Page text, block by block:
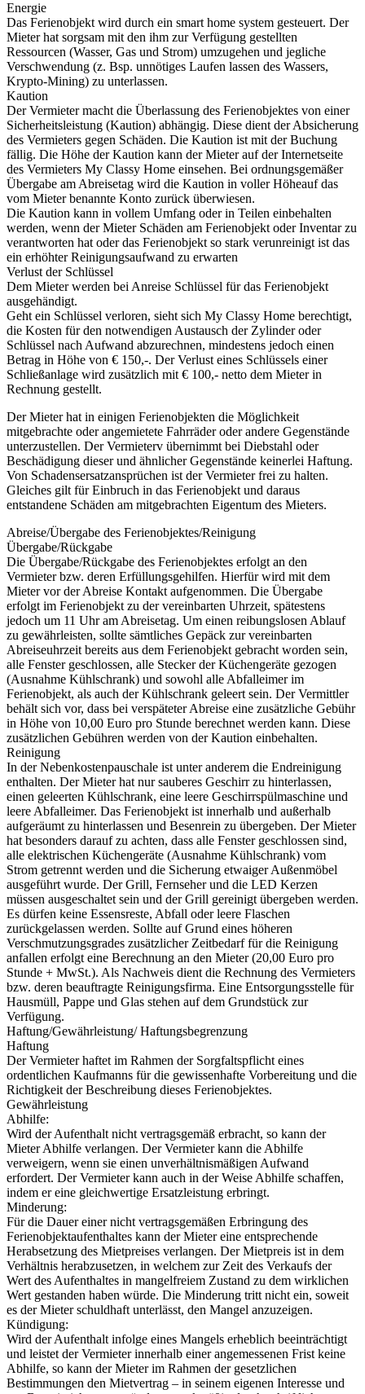
Energie
Das Ferienobjekt wird durch ein smart home system gesteuert. Der
Mieter hat sorgsam mit den ihm zur Verfügung gestellten
Ressourcen (Wasser, Gas und Strom) umzugehen und jegliche
Verschwendung (z. Bsp. unnötiges Laufen lassen des Wassers,
Krypto-Mining) zu unterlassen.
Kaution
Der Vermieter macht die Überlassung des Ferienobjektes von einer
Sicherheitsleistung (Kaution) abhängig. Diese dient der Absicherung
des Vermieters gegen Schäden. Die Kaution ist mit der Buchung
fällig. Die Höhe der Kaution kann der Mieter auf der Internetseite
des Vermieters My Classy Home einsehen. Bei ordnungsgemäßer
Übergabe am Abreisetag wird die Kaution in voller Höheauf das
vom Mieter benannte Konto zurück überwiesen.
Die Kaution kann in vollem Umfang oder in Teilen einbehalten
werden, wenn der Mieter Schäden am Ferienobjekt oder Inventar zu
verantworten hat oder das Ferienobjekt so stark verunreinigt ist das
ein erhöhter Reinigungsaufwand zu erwarten
Verlust der Schlüssel
Dem Mieter werden bei Anreise Schlüssel für das Ferienobjekt
ausgehändigt.
Geht ein Schlüssel verloren, sieht sich My Classy Home berechtigt,
die Kosten für den notwendigen Austausch der Zylinder oder
Schlüssel nach Aufwand abzurechnen, mindestens jedoch einen
Betrag in Höhe von € 150,-. Der Verlust eines Schlüssels einer
Schließanlage wird zusätzlich mit € 100,- netto dem Mieter in
Rechnung gestellt.
Der Mieter hat in einigen Ferienobjekten die Möglichkeit
mitgebrachte oder angemietete Fahrräder oder andere Gegenstände
unterzustellen. Der Vermieterv übernimmt bei Diebstahl oder
Beschädigung dieser und ähnlicher Gegenstände keinerlei Haftung.
Von Schadensersatzansprüchen ist der Vermieter frei zu halten.
Gleiches gilt für Einbruch in das Ferienobjekt und daraus
entstandene Schäden am mitgebrachten Eigentum des Mieters.
Abreise/Übergabe des Ferienobjektes/Reinigung
Übergabe/Rückgabe
Die Übergabe/Rückgabe des Ferienobjektes erfolgt an den
Vermieter bzw. deren Erfüllungsgehilfen. Hierfür wird mit dem
Mieter vor der Abreise Kontakt aufgenommen. Die Übergabe
erfolgt im Ferienobjekt zu der vereinbarten Uhrzeit, spätestens
jedoch um 11 Uhr am Abreisetag. Um einen reibungslosen Ablauf
zu gewährleisten, sollte sämtliches Gepäck zur vereinbarten
Abreiseuhrzeit bereits aus dem Ferienobjekt gebracht worden sein,
alle Fenster geschlossen, alle Stecker der Küchengeräte gezogen
(Ausnahme Kühlschrank) und sowohl alle Abfalleimer im
Ferienobjekt, als auch der Kühlschrank geleert sein. Der Vermittler
behält sich vor, dass bei verspäteter Abreise eine zusätzliche Gebühr
in Höhe von 10,00 Euro pro Stunde berechnet werden kann. Diese
zusätzlichen Gebühren werden von der Kaution einbehalten.
Reinigung
In der Nebenkostenpauschale ist unter anderem die Endreinigung
enthalten. Der Mieter hat nur sauberes Geschirr zu hinterlassen,
einen geleerten Kühlschrank, eine leere Geschirrspülmaschine und
leere Abfalleimer. Das Ferienobjekt ist innerhalb und außerhalb
aufgeräumt zu hinterlassen und Besenrein zu übergeben. Der Mieter
hat besonders darauf zu achten, dass alle Fenster geschlossen sind,
alle elektrischen Küchengeräte (Ausnahme Kühlschrank) vom
Strom getrennt werden und die Sicherung etwaiger Außenmöbel
ausgeführt wurde. Der Grill, Fernseher und die LED Kerzen
müssen ausgeschaltet sein und der Grill gereinigt übergeben werden.
Es dürfen keine Essensreste, Abfall oder leere Flaschen
zurückgelassen werden. Sollte auf Grund eines höheren
Verschmutzungsgrades zusätzlicher Zeitbedarf für die Reinigung
anfallen erfolgt eine Berechnung an den Mieter (20,00 Euro pro
Stunde + MwSt.). Als Nachweis dient die Rechnung des Vermieters
bzw. deren beauftragte Reinigungsfirma. Eine Entsorgungsstelle für
Hausmüll, Pappe und Glas stehen auf dem Grundstück zur
Verfügung.
Haftung/Gewährleistung/ Haftungsbegrenzung
Haftung
Der Vermieter haftet im Rahmen der Sorgfaltspflicht eines
ordentlichen Kaufmanns für die gewissenhafte Vorbereitung und die
Richtigkeit der Beschreibung dieses Ferienobjektes.
Gewährleistung
Abhilfe:
Wird der Aufenthalt nicht vertragsgemäß erbracht, so kann der
Mieter Abhilfe verlangen. Der Vermieter kann die Abhilfe
verweigern, wenn sie einen unverhältnismäßigen Aufwand
erfordert. Der Vermieter kann auch in der Weise Abhilfe schaffen,
indem er eine gleichwertige Ersatzleistung erbringt.
Minderung:
Für die Dauer einer nicht vertragsgemäßen Erbringung des
Ferienobjektaufenthaltes kann der Mieter eine entsprechende
Herabsetzung des Mietpreises verlangen. Der Mietpreis ist in dem
Verhältnis herabzusetzen, in welchem zur Zeit des Verkaufs der
Wert des Aufenthaltes in mangelfreiem Zustand zu dem wirklichen
Wert gestanden haben würde. Die Minderung tritt nicht ein, soweit
es der Mieter schuldhaft unterlässt, den Mangel anzuzeigen.
Kündigung:
Wird der Aufenthalt infolge eines Mangels erheblich beeinträchtigt
und leistet der Vermieter innerhalb einer angemessenen Frist keine
Abhilfe, so kann der Mieter im Rahmen der gesetzlichen
Bestimmungen den Mietvertrag – in seinem eigenen Interesse und